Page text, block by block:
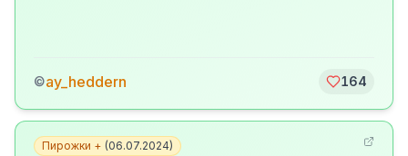
©ay_heddern 164
Пирожки + (06.07.2024)